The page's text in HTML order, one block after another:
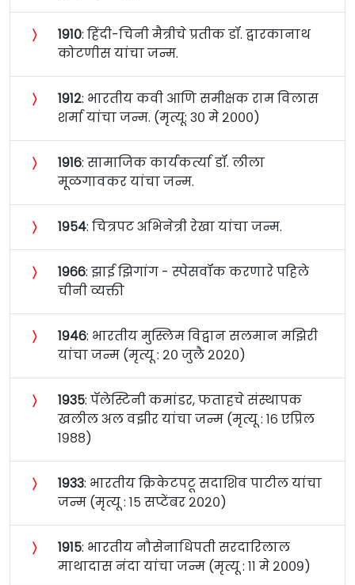
〉 १९१०: हिंदी-चिनी मैत्रीचे प्रतीक डॉ. द्वारकानाथ
कोटणीस यांचा जन्म.
〉 १९१२: भारतीय कवी आणि समीक्षक राम विलास
शर्मा यांचा जन्म. (मृत्यू: ३० मे २०००)
〉 १९१६: सामाजिक कार्यकर्त्या डॉ. लीला
मूळगावकर यांचा जन्म.
〉 १९५४: चित्रपट अभिनेत्री रेखा यांचा जन्म.
〉 १९६६: झाई झिगांग - स्पेसवॉक करणारे पहिले
चीनी व्यक्ती
〉 १९४६: भारतीय मुस्लिम विद्वान सलमान मझिरी
यांचा जन्म (मृत्यू : २० जुलै २०२०)
〉 १९३५: पॅलेस्टिनी कमांडर, फताहचे संस्थापक
खलील अल वझीर यांचा जन्म (मृत्यू : १६ एप्रिल
१९८८)
〉 १९३३: भारतीय क्रिकेटपटू सदाशिव पाटील यांचा
जन्म (मृत्यू : १५ सप्टेंबर २०२०)
〉 १९१५: भारतीय नौसेनाधिपती सरदारिलाल
माथादास नंदा यांचा जन्म (मृत्यू : ११ मे २००९)